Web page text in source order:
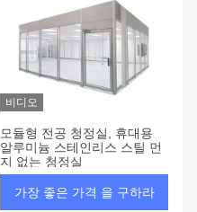
비디오
모듈형 전공 청정실, 휴대용
알루미늄 스테인리스 스틸 먼
지 없는 청정실
가장 좋은 가격 을 구하라